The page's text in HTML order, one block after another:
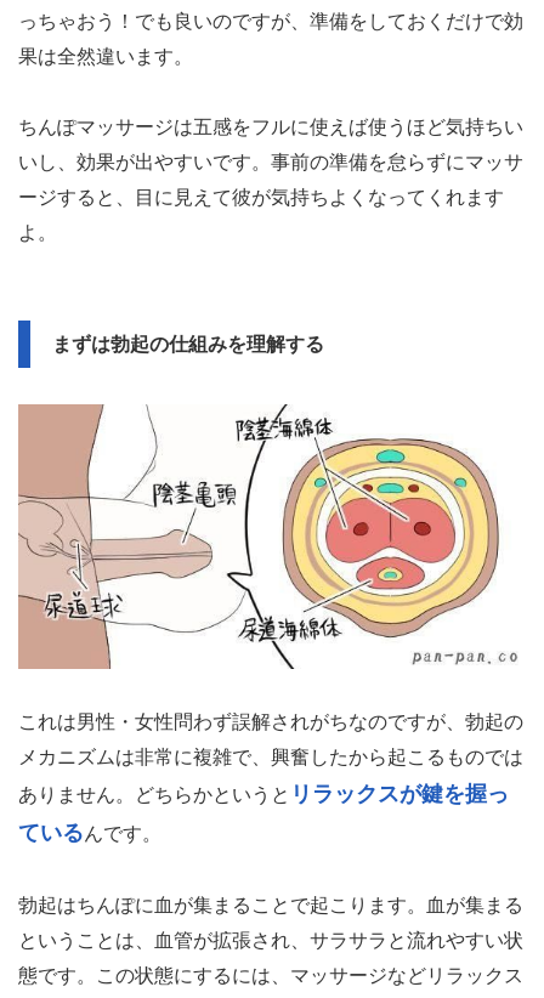
っちゃおう！でも良いのですが、準備をしておくだけで効
果は全然違います。
ちんぽマッサージは五感をフルに使えば使うほど気持ちい
いし、効果が出やすいです。事前の準備を怠らずにマッサ
ージすると、目に見えて彼が気持ちよくなってくれます
よ。
まずは勃起の仕組みを理解する
これは男性・女性問わず誤解されがちなのですが、勃起の
メカニズムは非常に複雑で、興奮したから起こるものでは
ありません。どちらかというと リラックスが鍵を握っ
ているんです。
勃起はちんぽに血が集まることで起こります。血が集まる
ということは、血管が拡張され、サラサラと流れやすい状
態です。この状態にするには、マッサージなどリラックス